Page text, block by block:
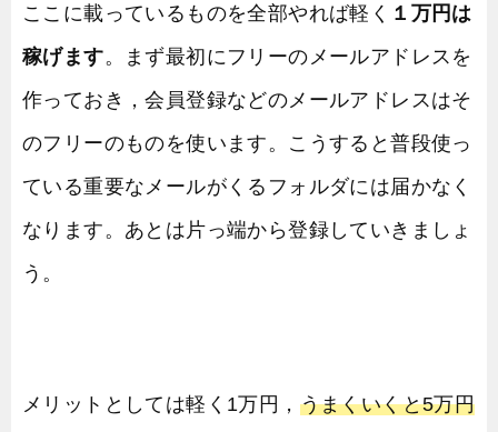
ここに載っているものを全部やれば軽く １万円は
稼げます。まず最初にフリーのメールアドレスを
作っておき，会員登録などのメールアドレスはそ
のフリーのものを使います。こうすると普段使っ
ている重要なメールがくるフォルダには届かなく
なります。あとは片っ端から登録していきましょ
う。
メリットとしては軽く1万円， うまくいくと5万円